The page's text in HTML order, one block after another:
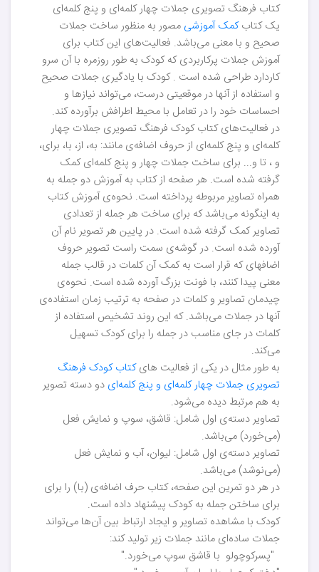
کتاب فرهنگ تصویری جملات چهار کلمه‌ای و پنج کلمه‌ای
یک کتابکمک آموزشی مصور به منظور ساخت جملات
صحیح و با معنی می‌باشد. فعالیت‌های این کتاب برای
آموزش جملات پرکاربردی که کودک به طور روزمره با آن سرو
کاردارد طراحی شده است . کودک با یادگیری جملات صحیح
و استفاده از آنها در موقعیتی درست، می‌تواند نیازها و
احساسات خود را در تعامل با محیط اطرافش برآورده کند.
در فعالیت‌های کتاب کودک فرهنگ تصویری جملات چهار
کلمه‌ای و پنج کلمه‌ای از حروف اضافه‌ی مانند: به، از، با، برای،
و ، تا و... برای ساخت جملات چهار و پنج کلمه‌ای کمک
گرفته شده است. هر صفحه از کتاب به آموزش دو جمله به
همراه تصاویر مربوطه پرداخته است. نحوه‌ی آموزش کتاب
به اینگونه می‌باشد که برای ساخت هر جمله از تعدادی
تصاویر کمک گرفته شده است. در پایین هر تصویر نام آن
آورده شده است. در گوشه‌ی سمت راست تصویر حروف
اضافه‎ای که قرار است به کمک آن کلمات در قالب جمله
معنی پیدا کنند، با فونت بزرگ آورده شده است. نحوه‌ی
چیدمان تصاویر و کلمات در صفحه به ترتیب زمان استفاده‌ی
آنها در جملات می‌باشد. که این روند تشخیص استفاده از
کلمات در جای مناسب در جمله را برای کودک تسهیل
می‌کند.
به طور مثال در یکی از فعالیت هایکتاب کودک فرهنگ
تصویری جملات چهار کلمه‌ای و پنج کلمه‌ای دو دسته تصویر
به هم مرتبط دیده می‌شود.
تصاویر دسته‌ی اول شامل: قاشق، سوپ و نمایش فعل
(می‌خورد) می‌باشد.
تصاویر دسته‌ی اول شامل: لیوان، آب و نمایش فعل
(می‌نوشد) می‌باشد.
در هر دو تمرین این صفحه، کتاب حرف اضافه‌ی (با) را برای
برای ساختن جمله به کودک پیشنهاد داده است.
کودک با مشاهده تصاویر و ایجاد ارتباط بین آن‌ها می‌تواند
جملات ساده‌ا‌ی مانند جملات زیر تولید کند:
"پسرکوچولو با قاشق سوپ می‌خورد."